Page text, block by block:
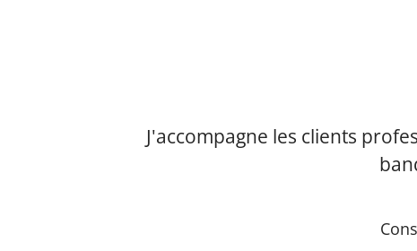
J'accompagne les clients